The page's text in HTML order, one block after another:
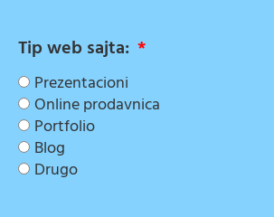
Tip web sajta:
Prezentacioni
Online prodavnica
Portfolio
Blog
Drugo